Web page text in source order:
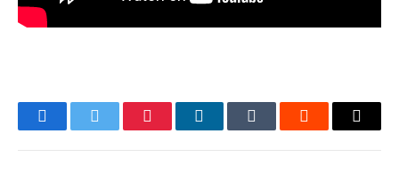
FacebookTwitter PinterestLinkedInTumblr Reddit Email